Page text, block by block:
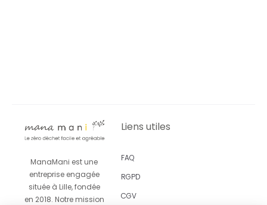
ManaMani est une
entreprise engagée
située à Lille, fondée
en 2018. Notre mission
Liens utiles
FAQ
RGPD
CGV